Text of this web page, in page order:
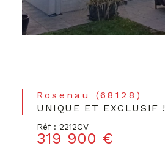
Rosenau (68128)
UNIQUE ET EXCLUSIF !
Réf : 2212CV
319 900 €